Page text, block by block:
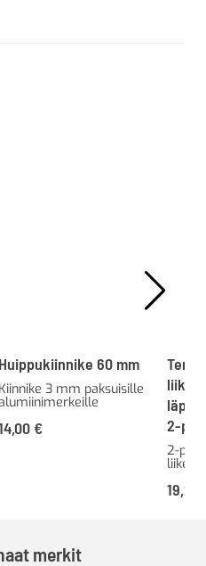
Huippukiinnike 60 mm
Kiinnike 3 mm paksuisille
€
2-
2-
19,20
merkit